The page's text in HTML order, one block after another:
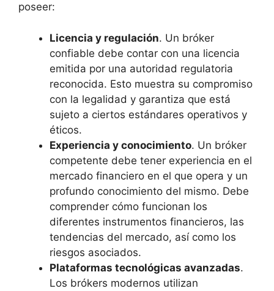
poseer:
Licencia y regulación. Un bróker
confiable debe contar con una licencia
emitida por una autoridad regulatoria
reconocida. Esto muestra su compromiso
con la legalidad y garantiza que está
sujeto a ciertos estándares operativos y
éticos.
Experiencia y conocimiento. Un bróker
competente debe tener experiencia en el
mercado financiero en el que opera y un
profundo conocimiento del mismo. Debe
comprender cómo funcionan los
diferentes instrumentos financieros, las
tendencias del mercado, así como los
riesgos asociados.
Plataformas tecnológicas avanzadas.
Los brókers modernos utilizan